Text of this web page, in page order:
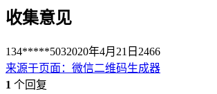
收集意见
134*****5032020年4月21日 2466
来源于页面 ： 微信二维码生成器
1 个回复